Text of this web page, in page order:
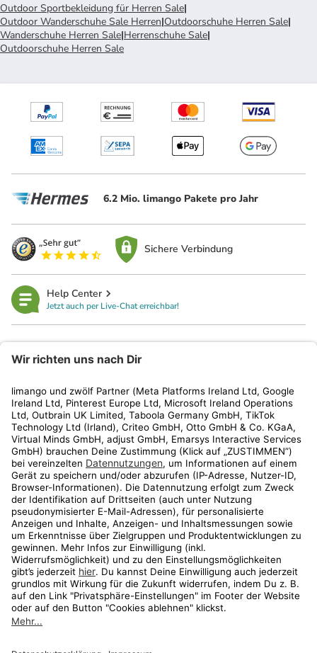
Outdoor Sportbekleidung für Herren Sale|
Outdoor Wanderschuhe Sale Herren|Outdoorschuhe Herren Sale|
Wanderschuhe Herren Sale|Herrenschuhe Sale|
Outdoorschuhe Herren Sale
6.2 Mio. limango Pakete pro Jahr
Sichere Verbindung
Help Center
Jetzt auch per Live-Chat erreichbar!
Kundenservice
Shop
Aktionen
Travel